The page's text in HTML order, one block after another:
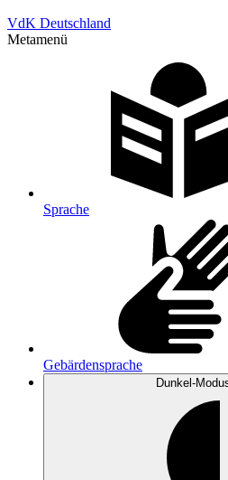
VdK Deutschland
Metamenü
Sprache
Gebärdensprache
Dunkel-